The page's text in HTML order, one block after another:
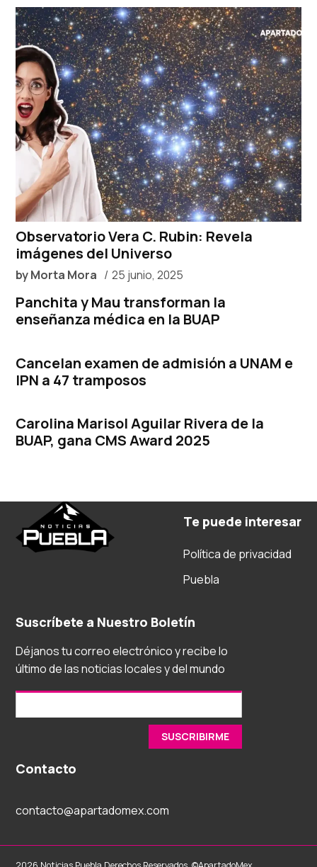
Observatorio Vera C. Rubin: Revela
imágenes del Universo
byMorta Mora 25 junio, 2025
Panchita y Mau transforman la
enseñanza médica en la BUAP
Cancelan examen de admisión a UNAM e
IPN a 47 tramposos
Carolina Marisol Aguilar Rivera de la
BUAP, gana CMS Award 2025
Te puede interesar
Política de privacidad
Puebla
Suscríbete a Nuestro Boletín
Déjanos tu correo electrónico y recibe lo
último de las noticias locales y del mundo
Contacto
contacto@apartadomex.com